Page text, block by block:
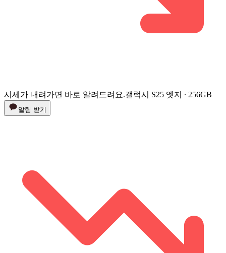
시세가 내려가면 바로 알려드려요.갤럭시 S25 엣지 ∙ 256GB
알림 받기